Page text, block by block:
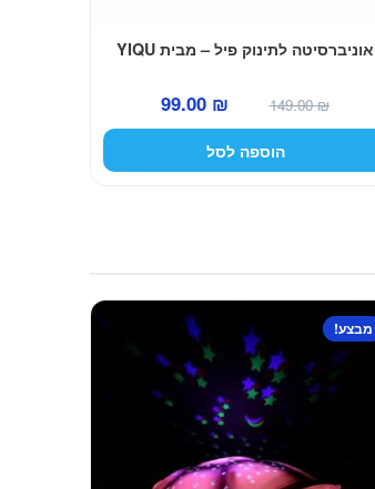
אוניברסיטה לתינוק פיל – מבית YIQU
149.00₪
המחיר
המקורי
היה:
99.00 ₪
המחיר
הנוכחי
הוספה לסל
מבצע!